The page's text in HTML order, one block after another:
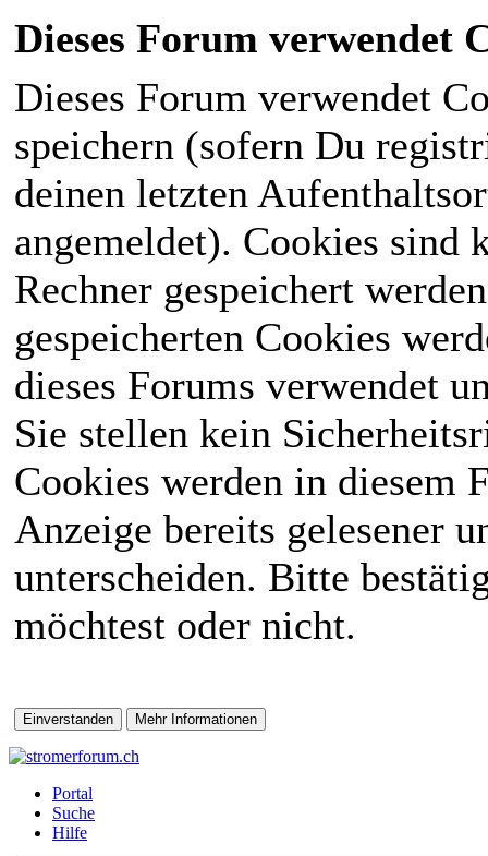
Dieses Forum verwendet
Dieses Forum verwendet
speichern (sofern Du
deinen letzten
angemeldet). Cookies sind
Rechner gespeichert
gespeicherten Cookies
dieses Forums verwendet
Sie stellen kein
Cookies werden in diesem
Anzeige bereits gelesener
unterscheiden. Bitte
möchtest oder nicht.
Portal
Suche
Hilfe